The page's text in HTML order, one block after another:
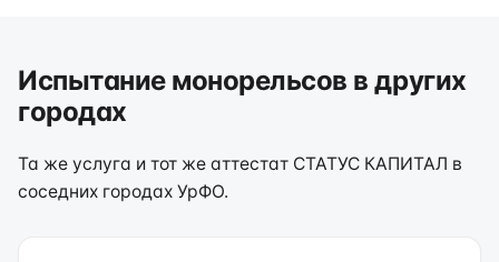
Испытание монорельсов в других
городах
Та же услуга и тот же аттестат СТАТУС КАПИТАЛ в
соседних городах УрФО.